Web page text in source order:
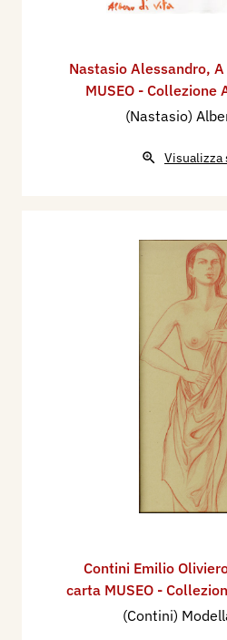
Nastasio Alessandro, A
MUSEO - Collezione
(Nastasio)
Visualizza
Contini Emilio
carta MUSEO -
(Contini)